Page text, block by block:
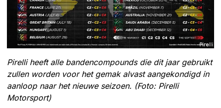
Pirelli heeft alle bandencompounds die dit jaar gebruikt
zullen worden voor het gemak alvast aangekondigd in
aanloop naar het nieuwe seizoen. (Foto: Pirelli
Motorsport)